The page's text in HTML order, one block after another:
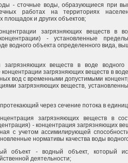
- сточные воды, образующиеся при
работах на территориях
площадок и других объектов;
загрязняющих веществ в
- установленные
водного объекта определенного вида,
загрязняющих веществ в воде
загрязняющих веществ в
вод с временными допустимыми
загрязняющих веществ,
через сечение потока в
загрязняющих веществ в
- концентрация загрязняющих
с учетом ассимилирующей
нормативы качества воды
объект - водный объект, который
деятельности;